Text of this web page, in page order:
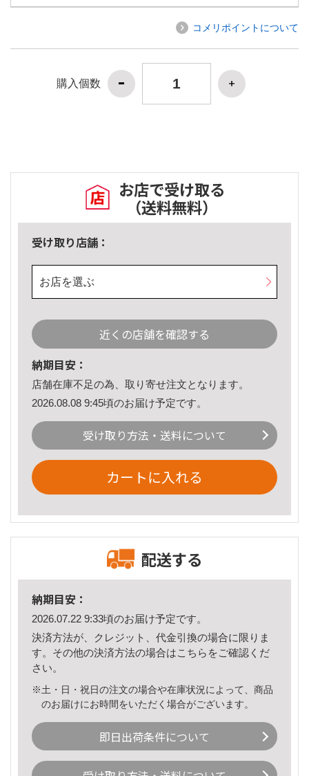
コメリポイントについて
購入個数
お店で受け取る
（送料無料）
受け取り店舗：
お店を選ぶ
近くの店舗を確認する
納期目安：
店舗在庫不足の為、取り寄せ注文となります。
2026.08.08 9:45頃のお届け予定です。
受け取り方法・送料について
カートに入れる
配送する
納期目安：
2026.07.22 9:33頃のお届け予定です。
決済方法が、クレジット、代金引換の場合に限りま
す。その他の決済方法の場合はこちら をご確認くだ
さい。
※土・日・祝日の注文の場合や在庫状況によって、商品
のお届けにお時間をいただく場合がございます。
即日出荷条件について